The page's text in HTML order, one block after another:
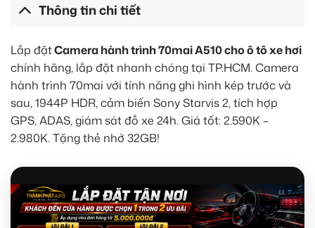
Thông tin chi tiết
Lắp đặtCamera hành trình 70mai A510 cho ô tô xe hơi
chính hãng, lắp đặt nhanh chóng tại TP.HCM. Camera
hành trình 70mai với tính năng ghi hình kép trước và
sau, 1944P HDR, cảm biến Sony Starvis 2, tích hợp
GPS, ADAS, giám sát đỗ xe 24h. Giá tốt: 2.590K –
2.980K. Tặng thẻ nhớ 32GB!